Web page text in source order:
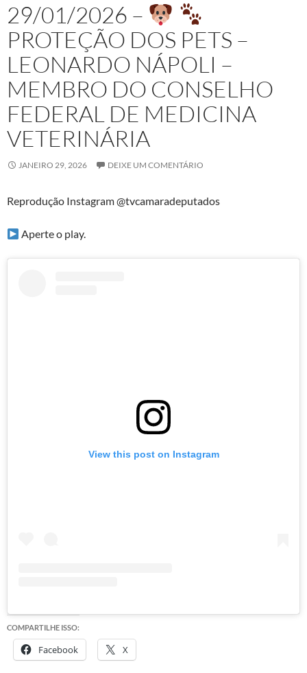
29/01/2026 –
PROTEÇÃO DOS PETS –
LEONARDO NÁPOLI –
MEMBRO DO CONSELHO
FEDERAL DE MEDICINA
VETERINÁRIA
JANEIRO 29, 2026 DEIXE UM COMENTÁRIO
Reprodução Instagram @tvcamaradeputados
Aperte o play.
View this post on Instagram
COMPARTILHE ISSO:
Facebook X